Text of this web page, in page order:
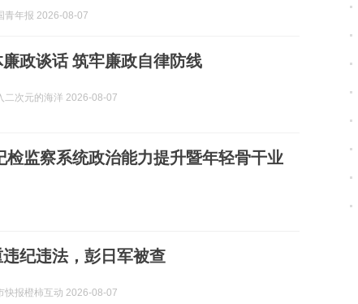
青年报 2026-08-07
政谈话 筑牢廉政自律防线
二次元的海洋 2026-08-07
监察系统政治能力提升暨年轻骨干业
纪违法，彭日军被查
快报橙柿互动 2026-08-07